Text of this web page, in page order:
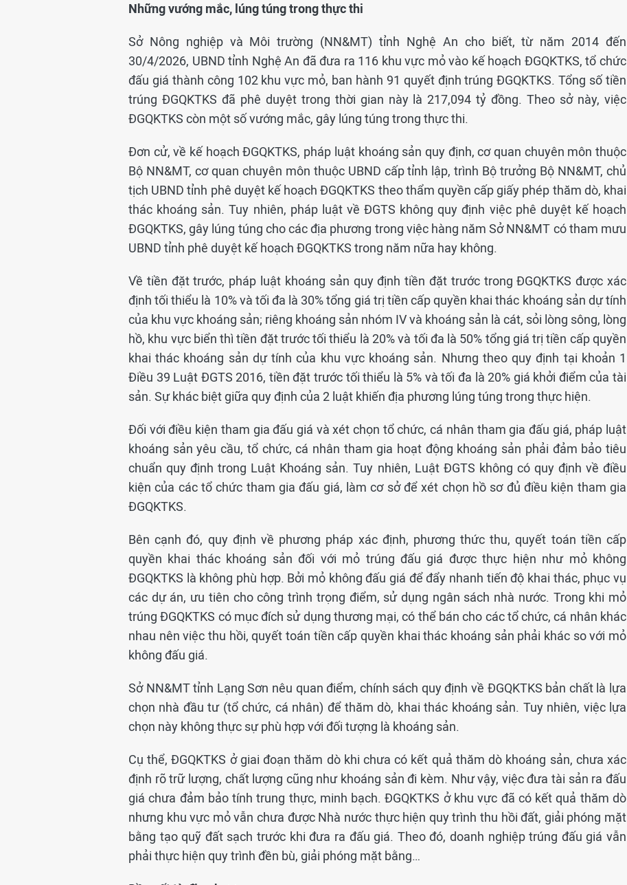
Những vướng mắc, lúng túng trong thực thi
Sở Nông nghiệp và Môi trường (NN&MT) tỉnh Nghệ An cho biết, từ năm 2014 đến
30/4/2026, UBND tỉnh Nghệ An đã đưa ra 116 khu vực mỏ vào kế hoạch ĐGQKTKS, tổ chức
đấu giá thành công 102 khu vực mỏ, ban hành 91 quyết định trúng ĐGQKTKS. Tổng số tiền
trúng ĐGQKTKS đã phê duyệt trong thời gian này là 217,094 tỷ đồng. Theo sở này, việc
ĐGQKTKS còn một số vướng mắc, gây lúng túng trong thực thi.
Đơn cử, về kế hoạch ĐGQKTKS, pháp luật khoáng sản quy định, cơ quan chuyên môn thuộc
Bộ NN&MT, cơ quan chuyên môn thuộc UBND cấp tỉnh lập, trình Bộ trưởng Bộ NN&MT, chủ
tịch UBND tỉnh phê duyệt kế hoạch ĐGQKTKS theo thẩm quyền cấp giấy phép thăm dò, khai
thác khoáng sản. Tuy nhiên, pháp luật về ĐGTS không quy định việc phê duyệt kế hoạch
ĐGQKTKS, gây lúng túng cho các địa phương trong việc hàng năm Sở NN&MT có tham mưu
UBND tỉnh phê duyệt kế hoạch ĐGQKTKS trong năm nữa hay không.
Về tiền đặt trước, pháp luật khoáng sản quy định tiền đặt trước trong ĐGQKTKS được xác
định tối thiểu là 10% và tối đa là 30% tổng giá trị tiền cấp quyền khai thác khoáng sản dự tính
của khu vực khoáng sản; riêng khoáng sản nhóm IV và khoáng sản là cát, sỏi lòng sông, lòng
hồ, khu vực biển thì tiền đặt trước tối thiểu là 20% và tối đa là 50% tổng giá trị tiền cấp quyền
khai thác khoáng sản dự tính của khu vực khoáng sản. Nhưng theo quy định tại khoản 1
Điều 39 Luật ĐGTS 2016, tiền đặt trước tối thiểu là 5% và tối đa là 20% giá khởi điểm của tài
sản. Sự khác biệt giữa quy định của 2 luật khiến địa phương lúng túng trong thực hiện.
Đối với điều kiện tham gia đấu giá và xét chọn tổ chức, cá nhân tham gia đấu giá, pháp luật
khoáng sản yêu cầu, tổ chức, cá nhân tham gia hoạt động khoáng sản phải đảm bảo tiêu
chuẩn quy định trong Luật Khoáng sản. Tuy nhiên, Luật ĐGTS không có quy định về điều
kiện của các tổ chức tham gia đấu giá, làm cơ sở để xét chọn hồ sơ đủ điều kiện tham gia
ĐGQKTKS.
Bên cạnh đó, quy định về phương pháp xác định, phương thức thu, quyết toán tiền cấp
quyền khai thác khoáng sản đối với mỏ trúng đấu giá được thực hiện như mỏ không
ĐGQKTKS là không phù hợp. Bởi mỏ không đấu giá để đẩy nhanh tiến độ khai thác, phục vụ
các dự án, ưu tiên cho công trình trọng điểm, sử dụng ngân sách nhà nước. Trong khi mỏ
trúng ĐGQKTKS có mục đích sử dụng thương mại, có thể bán cho các tổ chức, cá nhân khác
nhau nên việc thu hồi, quyết toán tiền cấp quyền khai thác khoáng sản phải khác so với mỏ
không đấu giá.
Sở NN&MT tỉnh Lạng Sơn nêu quan điểm, chính sách quy định về ĐGQKTKS bản chất là lựa
chọn nhà đầu tư (tổ chức, cá nhân) để thăm dò, khai thác khoáng sản. Tuy nhiên, việc lựa
chọn này không thực sự phù hợp với đối tượng là khoáng sản.
Cụ thể, ĐGQKTKS ở giai đoạn thăm dò khi chưa có kết quả thăm dò khoáng sản, chưa xác
định rõ trữ lượng, chất lượng cũng như khoáng sản đi kèm. Như vậy, việc đưa tài sản ra đấu
giá chưa đảm bảo tính trung thực, minh bạch. ĐGQKTKS ở khu vực đã có kết quả thăm dò
nhưng khu vực mỏ vẫn chưa được Nhà nước thực hiện quy trình thu hồi đất, giải phóng mặt
bằng tạo quỹ đất sạch trước khi đưa ra đấu giá. Theo đó, doanh nghiệp trúng đấu giá vẫn
phải thực hiện quy trình đền bù, giải phóng mặt bằng…